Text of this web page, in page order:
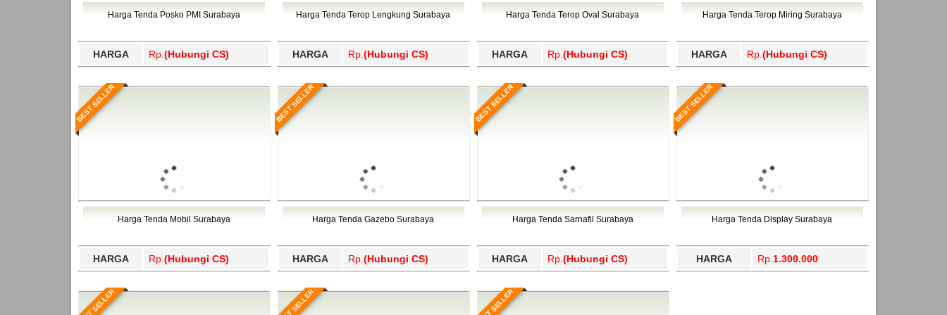
Bawang Barat, Tulangbawang, Tulungagung, Wajo, Wakatobi, Waropen, Way Kanan, Wonogiri, Wonosobo, Yahukimo, Yalimo, Yogyakarta.
Harga Tenda Posko PMI Surabaya
HARGA Rp. (Hubungi CS)
Harga Tenda Terop Lengkung Surabaya
HARGA Rp. (Hubungi CS)
Harga Tenda Terop Oval Surabaya
HARGA Rp. (Hubungi CS)
Harga Tenda Terop Miring Surabaya
HARGA Rp. (Hubungi CS)
BEST SELLER
Harga Tenda Mobil Surabaya
HARGA Rp. (Hubungi CS)
BEST SELLER
Harga Tenda Gazebo Surabaya
HARGA Rp. (Hubungi CS)
BEST SELLER
Harga Tenda Sarnafil Surabaya
HARGA Rp. (Hubungi CS)
BEST SELLER
Harga Tenda Display Surabaya
HARGA Rp. 1.300.000